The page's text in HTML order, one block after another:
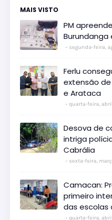
MAIS VISTO
PM
Burundanga
segunda-feira,
Ferlu
extensão
e Arataca
quarta-feira,
Desova de
intriga
Cabrália
sexta-feira,
Camacan:
primeiro
das escolas
quarta-feira,